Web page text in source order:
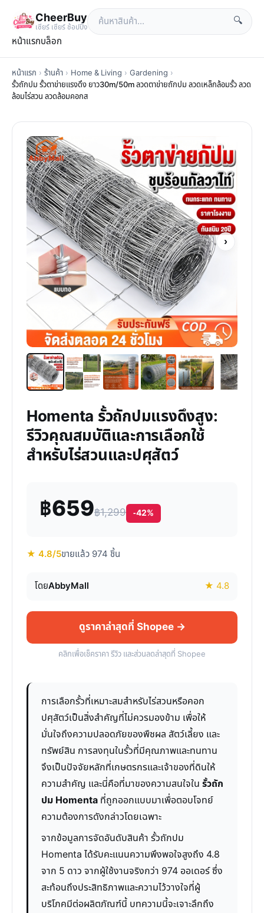
CheerBuy
เซียร์ เซียร์ ช้อปปิ้ง
🔍
หน้าแรกบล็อก
หน้าแรก › ร้านค้า › Home & Living › Gardening ›
รั้วถักปม รั้วตาข่ายแรงดึง ยาว30m/50m ลวดตาข่ายถักปม ลวดเหล็กล้อมรั้ว ลวด
ล้อมไร่สวน ลวดล้อมคอกส
›
Homenta รั้วถักปมแรงดึงสูง:
รีวิวคุณสมบัติและการเลือกใช้
สำหรับไร่สวนและปศุสัตว์
฿659฿1,299 -42%
★ 4.8/5ขายแล้ว 974 ชิ้น
โดยAbbyMall ★ 4.8
ดูราคาล่าสุดที่ Shopee →
คลิกเพื่อเช็คราคา รีวิว และส่วนลดล่าสุดที่ Shopee
การเลือกรั้วที่เหมาะสมสำหรับไร่สวนหรือคอก
ปศุสัตว์เป็นสิ่งสำคัญที่ไม่ควรมองข้าม เพื่อให้
มั่นใจถึงความปลอดภัยของพืชผล สัตว์เลี้ยง และ
ทรัพย์สิน การลงทุนในรั้วที่มีคุณภาพและทนทาน
จึงเป็นปัจจัยหลักที่เกษตรกรและเจ้าของที่ดินให้
ความสำคัญ และนี่คือที่มาของความสนใจใน รั้วถัก
ปม Homenta ที่ถูกออกแบบมาเพื่อตอบโจทย์
ความต้องการดังกล่าวโดยเฉพาะ
จากข้อมูลการจัดอันดับสินค้า รั้วถักปม
Homenta ได้รับคะแนนความพึงพอใจสูงถึง 4.8
จาก 5 ดาว จากผู้ใช้งานจริงกว่า 974 ออเดอร์ ซึ่ง
สะท้อนถึงประสิทธิภาพและความไว้วางใจที่ผู้
บริโภคมีต่อผลิตภัณฑ์นี้ บทความนี้จะเจาะลึกถึง